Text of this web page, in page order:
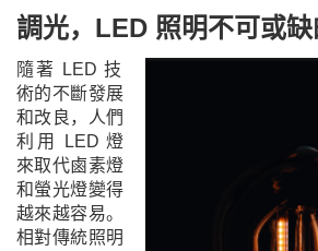
調光，LED 照明不可或
隨著 LED 技
術的不斷發展
和改良 ，
人們
利用 LED 燈
來取代鹵素燈
和螢光燈變得
越來越容易。
相對傳統照明